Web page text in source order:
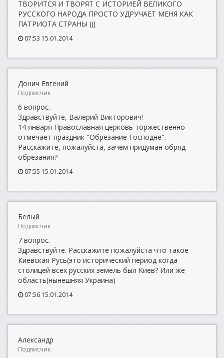
ТВОРИТСЯ И ТВОРЯТ С ИСТОРИЕЙ ВЕЛИКОГО
РУССКОГО НАРОДА ПРОСТО УДРУЧАЕТ МЕНЯ КАК
ПАТРИОТА СТРАНЫ (((
07:53 15.01.2014
Донич Евгений
Подписчик
6 вопрос.
Здравствуйте, Валерий Викторович!
14 января Православная церковь торжественно
отмечает праздник "Обрезание Господне".
Расскажите, пожалуйста, зачем придуман обряд
обрезания?
07:55 15.01.2014
Белый
Подписчик
7 вопрос.
Здравствуйте. Расскажите пожалуйста что такое
Киевская Русь(это исторический период когда
столицей всех русских земель был Киев? Или же
область(нынешняя Украина)
07:56 15.01.2014
Александр
Подписчик